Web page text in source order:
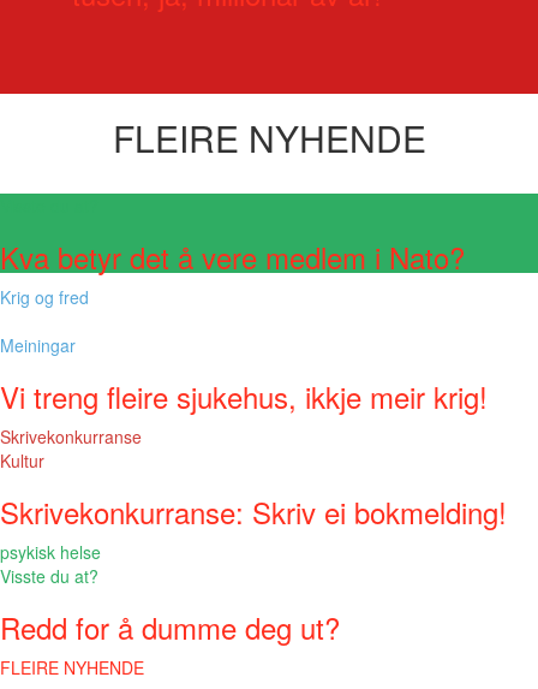
FLEIRE NYHENDE
Kva betyr det å vere medlem i Nato?
Krig og fred
Meiningar
Vi treng fleire sjukehus, ikkje meir krig!
Skrivekonkurranse
Kultur
Skrivekonkurranse: Skriv ei bokmelding!
psykisk helse
Visste du at?
Redd for å dumme deg ut?
FLEIRE NYHENDE